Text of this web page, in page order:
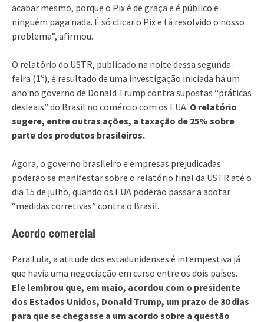
acabar mesmo, porque o Pix é de graça e é público e
ninguém paga nada. É só clicar o Pix e tá resolvido o nosso
problema”, afirmou.
O relatório do USTR, publicado na noite dessa segunda-
feira (1º), é resultado de uma investigação iniciada há um
ano no governo de Donald Trump contra supostas “práticas
desleais” do Brasil no comércio com os EUA. O relatório
sugere, entre outras ações, a taxação de 25% sobre
parte dos produtos brasileiros.
Agora, o governo brasileiro e empresas prejudicadas
poderão se manifestar sobre o relatório final da USTR até o
dia 15 de julho, quando os EUA poderão passar a adotar
“medidas corretivas” contra o Brasil.
Acordo comercial
Para Lula, a atitude dos estadunidenses é intempestiva já
que havia uma negociação em curso entre os dois países.
Ele lembrou que, em maio, acordou com o presidente
dos Estados Unidos, Donald Trump, um prazo de 30 dias
para que se chegasse a um acordo sobre a questão